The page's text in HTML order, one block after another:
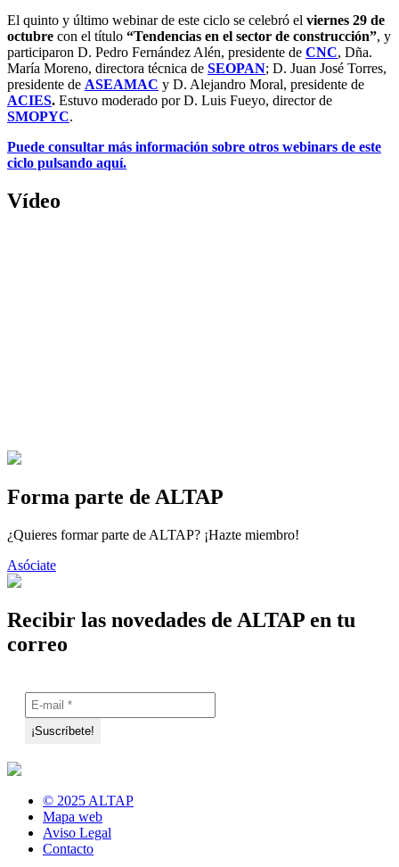
El quinto y último webinar de este ciclo se celebró el viernes 29 de
octubre con el título “Tendencias en el sector de construcción”, y
participaron D. Pedro Fernández Alén, presidente de CNC, Dña.
María Moreno, directora técnica de SEOPAN; D. Juan José Torres,
presidente de ASEAMAC y D. Alejandro Moral, presidente de
ACIES. Estuvo moderado por D. Luis Fueyo, director de
SMOPYC.
Puede consultar más información sobre otros webinars de este
ciclo pulsando aquí.
Vídeo
Forma parte de ALTAP
¿Quieres formar parte de ALTAP? ¡Hazte miembro!
Asóciate
Recibir las novedades de ALTAP en tu
correo
© 2025 ALTAP
Mapa web
Aviso Legal
Contacto